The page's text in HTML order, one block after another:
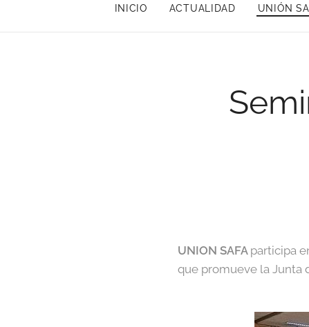
INICIO ACTUALIDAD UNIÓN
UNION SAFA participa
que promueve la Junta